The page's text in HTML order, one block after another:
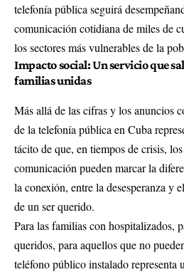
telefonía pública seguirá
comunicación cotidiana de miles de
los sectores más vulnerables de la
Impacto social: Un servicio que
familias unidas
Más allá de las cifras y los anuncios
de la telefonía pública en Cuba
tácito de que, en tiempos de crisis,
comunicación pueden marcar la
la conexión, entre la desesperanza y
de un ser querido.
Para las familias con hospitalizados,
queridos, para aquellos que no
teléfono público instalado representa